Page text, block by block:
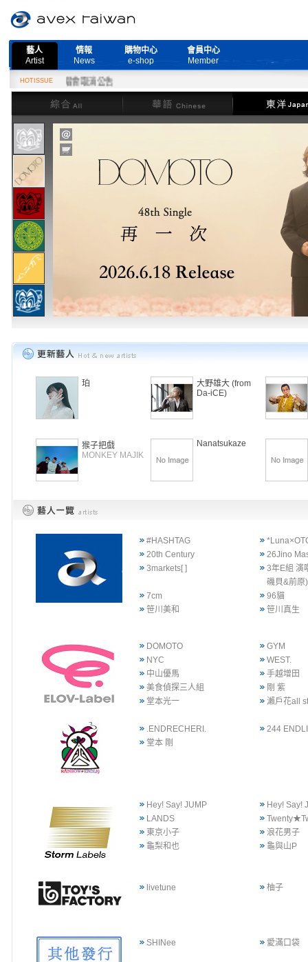
藝人
Artist
情報
News
購物中心
e-shop
會員中心
Member
HOTISSUE
演唱會取消公告
綜合
華語 東洋
珀
大野雄大 (from
Da-iCE)
猴子把戲
MONKEY MAJIK
Nanatsukaze
#HASHTAG
20th Century
26Jino
3markets[ ]
3年E組 演
磯貝&前原)
7cm
96貓
笹川美和
笹川真生
DOMOTO
GYM
NYC
WEST.
中山優馬
手越增田
美食偵探三人組
剛 紫
堂本光一
瀨戶花all
.ENDRECHERI.
244
堂本 剛
Hey! Say! JUMP
Hey! Say!
LANDS
東京小子
浪花男子
龜梨和也
龜與山P
livetune 柚子
SHINee 愛滿口袋